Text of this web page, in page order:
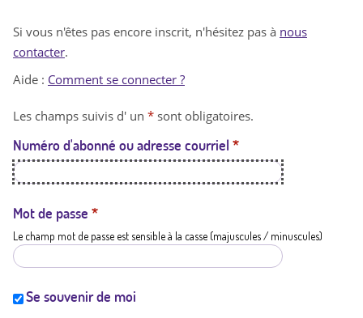
n
t
a
t
i
Si vous n'êtes pas encore inscrit, n'hésitez pas à nous
contacter.
Aide : Comment se connecter ?
Les champs suivis d' un * sont obligatoires.
Numéro d'abonné ou adresse courriel *
Mot de passe *
Le champ mot de passe est sensible à la casse (majuscules / minuscules)
Se souvenir de moi